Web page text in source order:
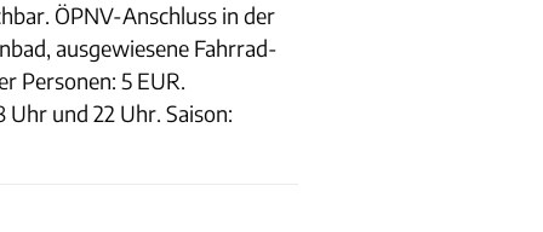
ÖPNV-Anschluss in der
ausgewiesene Fahrrad-
Personen: 5 EUR.
und 22 Uhr. Saison: